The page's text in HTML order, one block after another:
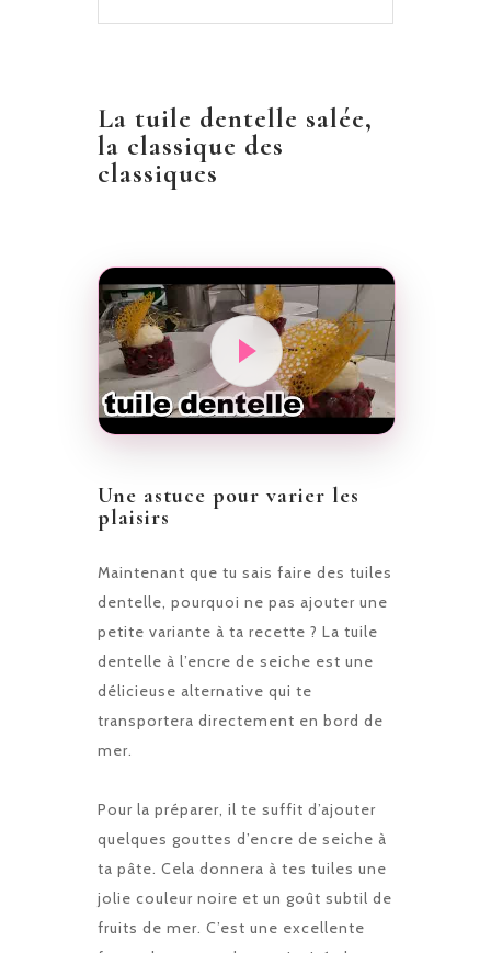
La tuile dentelle salée,
la classique des
classiques
Une astuce pour varier les
plaisirs
Maintenant que tu sais faire des tuiles
dentelle, pourquoi ne pas ajouter une
petite variante à ta recette ? La tuile
dentelle à l’encre de seiche est une
délicieuse alternative qui te
transportera directement en bord de
mer.
Pour la préparer, il te suffit d’ajouter
quelques gouttes d’encre de seiche à
ta pâte. Cela donnera à tes tuiles une
jolie couleur noire et un goût subtil de
fruits de mer. C’est une excellente